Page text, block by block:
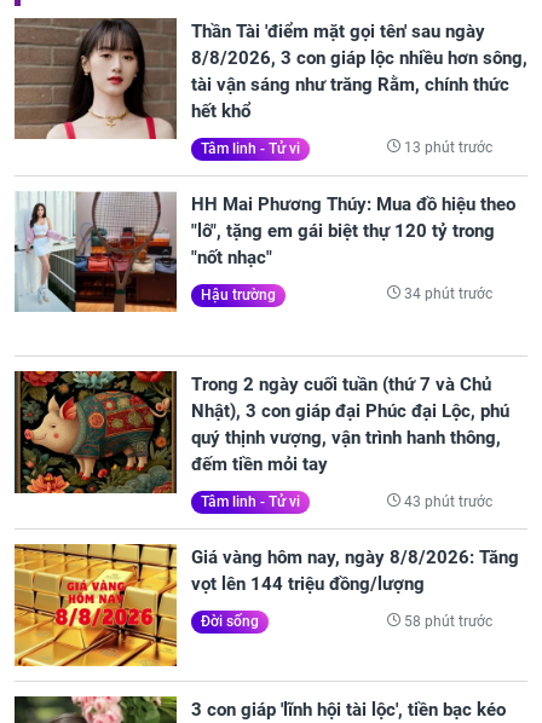
Thần Tài 'điểm mặt gọi tên' sau ngày
8/8/2026, 3 con giáp lộc nhiều hơn sông,
tài vận sáng như trăng Rằm, chính thức
hết khổ
Tâm linh - Tử vi 13 phút trước
HH Mai Phương Thúy: Mua đồ hiệu theo
"lô", tặng em gái biệt thự 120 tỷ trong
"nốt nhạc"
Hậu trường 34 phút trước
Trong 2 ngày cuối tuần (thứ 7 và Chủ
Nhật), 3 con giáp đại Phúc đại Lộc, phú
quý thịnh vượng, vận trình hanh thông,
đếm tiền mỏi tay
Tâm linh - Tử vi 43 phút trước
Giá vàng hôm nay, ngày 8/8/2026: Tăng
vọt lên 144 triệu đồng/lượng
Đời sống 58 phút trước
3 con giáp 'lĩnh hội tài lộc', tiền bạc kéo